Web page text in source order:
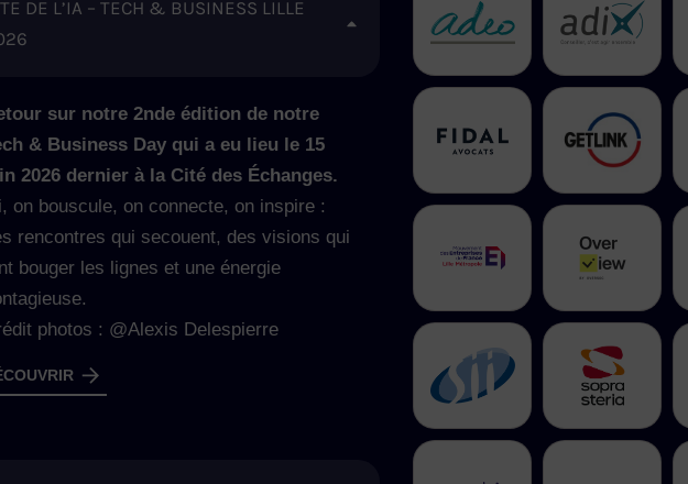
DE L’IA – TECH & BUSINESS LILLE
sur notre 2nde édition de notre
& Business Day qui a eu lieu le 15
2026 dernier à la Cité des Échanges.
on bouscule, on connecte, on inspire :
rencontres qui secouent, des visions qui
bouger les lignes et une énergie
photos : @Alexis Delespierre